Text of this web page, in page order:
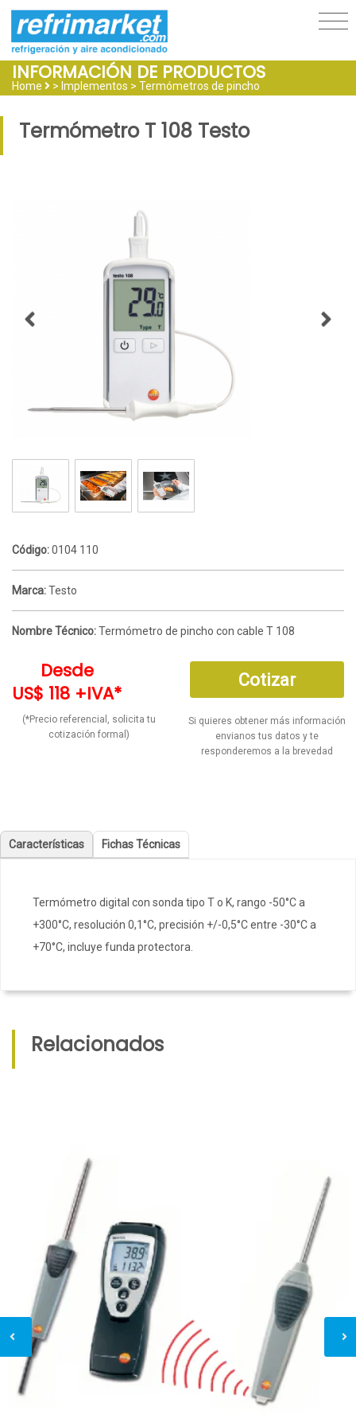
INFORMACIÓN DE PRODUCTOS
Home > Implementos > Termómetros de pincho
Termómetro T 108 Testo
Código:0104 110
Marca:Testo
Nombre Técnico:Termómetro de pincho con cable T 108
Desde
US$ 118 +IVA*
(*Precio referencial, solicita tu
cotización formal)
Cotizar
Si quieres obtener más información
envianos tus datos y te
responderemos a la brevedad
Características Fichas Técnicas
Termómetro digital con sonda tipo T o K, rango -50°C a
+300°C, resolución 0,1°C, precisión +/-0,5°C entre -30°C a
+70°C, incluye funda protectora.
Relacionados